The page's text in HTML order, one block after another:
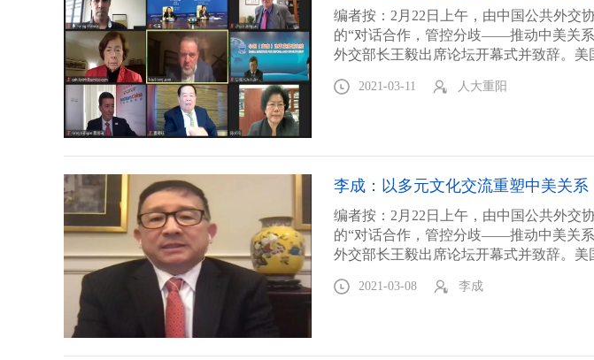
话。美国国防大学中国航空航天研究院
流”并作发言，以下为其发言实录。
编者按：2月22日上午，由中国公共外交
的“对话合作，管控分歧——推动中美关
外交部长王毅出席论坛开幕式并致辞。
莫里斯·格林伯格，中国驻美国大使崔天
络视频连线形式召开。政商、教育、文化
政以来中国机构主办的第一场中美对话。
以下为发言实录中英文版。本文转自中
人大重阳君现将平行分论坛二“重建经贸
2021-03-11 人大重阳
李成：以多元文化交流重塑中美关系
编者按：2月22日上午，由中国公共外交
的“对话合作，管控分歧——推动中美关
外交部长王毅出席论坛开幕式并致辞。
莫里斯·格林伯格，中国驻美国大使崔天
2021-03-08 李成